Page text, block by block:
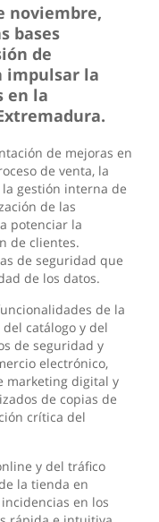
noviembre,
bases
de
impulsar la
en la
de mejoras en
de venta, la
gestión interna de
de las
potenciar la
de clientes.
de seguridad que
de los datos.
de la
catálogo y del
de seguridad y
electrónico,
marketing digital y
de copias de
crítica del
y del tráfico
la tienda en
en los